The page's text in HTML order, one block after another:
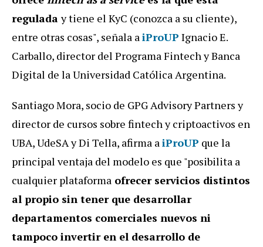
reguladay tiene el KyC (conozca a su cliente),
entre otras cosas", señala aiProUP Ignacio E.
Carballo, director del Programa Fintech y Banca
Digital de la Universidad Católica Argentina.
Santiago Mora, socio de GPG Advisory Partners y
director de cursos sobre fintech y criptoactivos en
UBA, UdeSA y Di Tella, afirma aiProUP que la
principal ventaja del modelo es que "posibilita a
cualquier plataforma ofrecer servicios distintos
al propio sin tener que desarrollar
departamentos comerciales nuevos ni
tampoco invertir en el desarrollo de